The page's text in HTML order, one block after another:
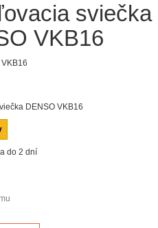
sviečka
VKB16
VKB16
DENSO VKB16
do 2 dní